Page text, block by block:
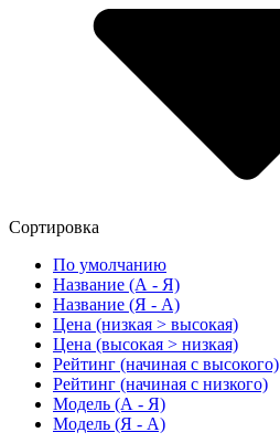
Сортировка
По умолчанию
Название (А - Я)
Название (Я - А)
Цена (низкая > высокая)
Цена (высокая > низкая)
Рейтинг (начиная с высокого)
Рейтинг (начиная с низкого)
Модель (А - Я)
Модель (Я - А)